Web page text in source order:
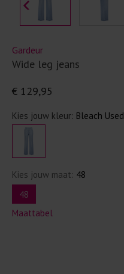
Gardeur
Wide leg jeans
€ 129,95
Kies jouw kleur: Bleach Used
Kies jouw maat: 48
48
Maattabel